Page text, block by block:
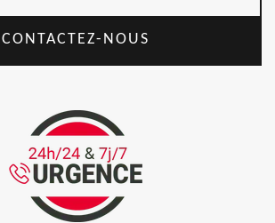
CONTACTEZ-NOUS